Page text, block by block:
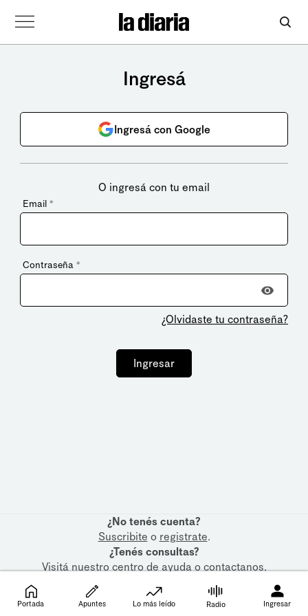
Ingresá
Ingresá con Google
O ingresá con tu email
Email *
Contraseña *
¿Olvidaste tu contraseña?
Ingresar
¿No tenés cuenta?
Suscribite o registrate.
¿Tenés consultas?
Visitá nuestrocentro de ayudaocontactanos.
Portada Apuntes Lo más leído Radio Ingresar